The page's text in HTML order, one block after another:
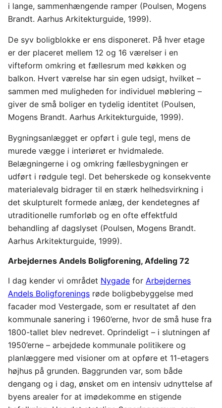
i lange, sammenhængende ramper (Poulsen, Mogens
Brandt. Aarhus Arkitekturguide, 1999).
De syv boligblokke er ens disponeret. På hver etage
er der placeret mellem 12 og 16 værelser i en
vifteform omkring et fællesrum med køkken og
balkon. Hvert værelse har sin egen udsigt, hvilket –
sammen med muligheden for individuel møblering –
giver de små boliger en tydelig identitet (Poulsen,
Mogens Brandt. Aarhus Arkitekturguide, 1999).
Bygningsanlægget er opført i gule tegl, mens de
murede vægge i interiøret er hvidmalede.
Belægningerne i og omkring fællesbygningen er
udført i rødgule tegl. Det beherskede og konsekvente
materialevalg bidrager til en stærk helhedsvirkning i
det skulpturelt formede anlæg, der kendetegnes af
utraditionelle rumforløb og en ofte effektfuld
behandling af dagslyset (Poulsen, Mogens Brandt.
Aarhus Arkitekturguide, 1999).
Arbejdernes Andels Boligforening, Afdeling 72
I dag kender vi området Nygade for Arbejdernes
Andels Boligforenings røde boligbebyggelse med
facader mod Vestergade, som er resultatet af den
kommunale sanering i 1960’erne, hvor de små huse fra
1800-tallet blev nedrevet. Oprindeligt – i slutningen af
1950’erne – arbejdede kommunale politikere og
planlæggere med visioner om at opføre et 11-etagers
højhus på grunden. Baggrunden var, som både
dengang og i dag, ønsket om en intensiv udnyttelse af
byens arealer for at imødekomme en stigende